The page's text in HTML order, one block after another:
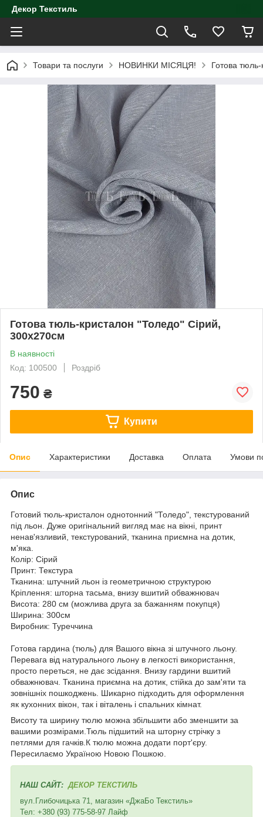
Декор Текстиль
Товари та послуги НОВИНКИ МІСЯЦЯ! Готова
Готова тюль-кристалон "Толедо" Сірий,
300х270см
В наявності
Код: 100500
Роздріб
750 ₴
Купити
Опис Характеристики Доставка Оплата Умови
Опис
Готовий тюль-кристалон однотонний "Толедо", текстурований
під льон. Дуже оригінальний вигляд має на вікні, принт
ненав'язливий, текстурований, тканина приємна на дотик,
м'яка.
Колір: Сірий
Принт: Текстура
Тканина: штучний льон із геометричною структурою
Кріплення: шторна тасьма, внизу вшитий обважнювач
Висота: 280 см (можлива друга за бажанням покупця)
Ширина: 300см
Виробник: Туреччина
Готова гардина (тюль) для Вашого вікна зі штучного льону.
Перевага від натурального льону в легкості використання,
просто переться, не дає зсідання. Внизу гардини вшитий
обважнювач. Тканина приємна на дотик, стійка до зам'яти та
зовнішніх пошкоджень. Шикарно підходить для оформлення
як кухонних вікон, так і віталень і спальних кімнат.
Висоту та ширину тюлю можна збільшити або зменшити за
вашими розмірами.Тюль підшитий на шторну стрічку з
петлями для гачків.К тюлю можна додати порт'єру.
Пересилаємо Україною Новою Пошкою.
НАШ САЙТ: ДЕКОР ТЕКСТИЛЬ
вул.Глибочицька 71, магазин «ДжаБо Текстиль»
Тел: +380 (93) 775-58-97 Лайф